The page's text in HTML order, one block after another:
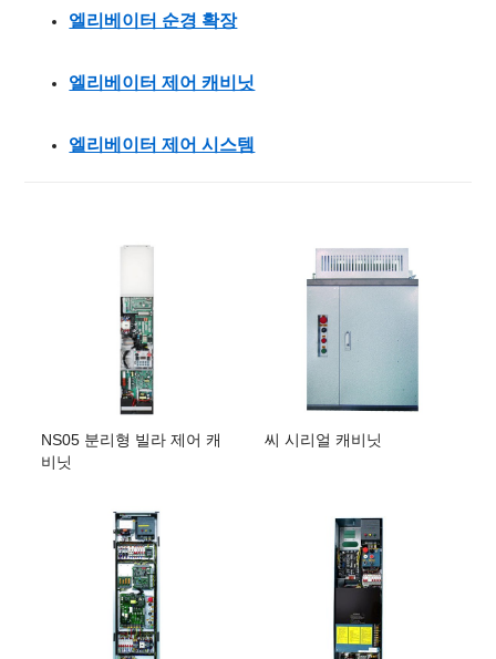
엘리베이터 순경 확장
엘리베이터 제어 캐비닛
엘리베이터 제어 시스템
NS05 분리형 빌라 제어 캐
비닛
씨 시리얼 캐비닛